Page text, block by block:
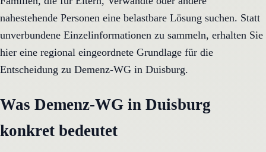
nahestehende Personen eine belastbare Lösung suchen. Statt
unverbundene Einzelinformationen zu sammeln, erhalten Sie
hier eine regional eingeordnete Grundlage für die
Entscheidung zu Demenz-WG in Duisburg.
Was Demenz-WG in Duisburg
konkret bedeutet